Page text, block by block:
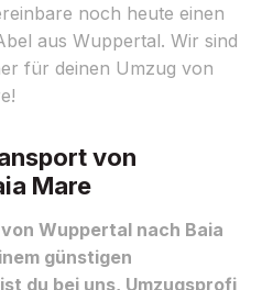
noch heute einen
aus Wuppertal. Wir sind
für deinen Umzug von
von
Mare
Wuppertal nach Baia
günstigen
du bei uns, Umzugsprofi